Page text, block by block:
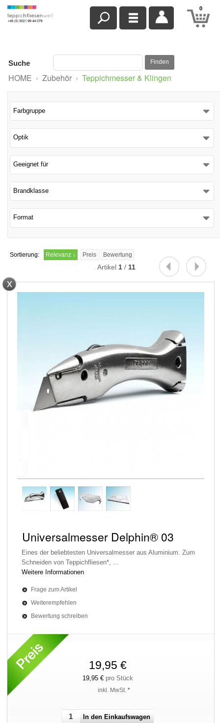
0
Suche Finden
HOME › Zubehör › Teppichmesser & Klingen
Farbgruppe
Optik
Geeignet für
Brandklasse
Format
Sortierung: Relevanz ↓ Preis Bewertung
Artikel 1 / 11
Universalmesser Delphin® 03
Eines der beliebtesten Universalmesser aus Aluminium. Zum
Schneiden von Teppichfliesen*, ...
Weitere Informationen
Frage zum Artikel
Weiterempfehlen
Bewertung schreiben
19,95 €
19,95 € pro Stück
inkl. MwSt. *
In den Einkaufswagen
x